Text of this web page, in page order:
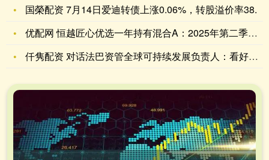
国榮配资 7月14日爱迪转债上涨0.06%，转股溢价率38.
优配网 恒越匠心优选一年持有混合A：2025年第二季度利润1
仟隽配资 对话法巴资管全球可持续发展负责人：看好中国能源转型